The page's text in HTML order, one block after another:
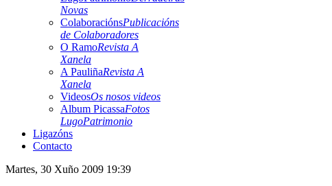
Novas
ColaboraciónsPublicacións
de Colaboradores
O RamoRevista A
Xanela
A PauliñaRevista A
Xanela
VideosOs nosos videos
Album PicassaFotos
LugoPatrimonio
Ligazóns
Contacto
Martes, 30 Xuño 2009 19:39